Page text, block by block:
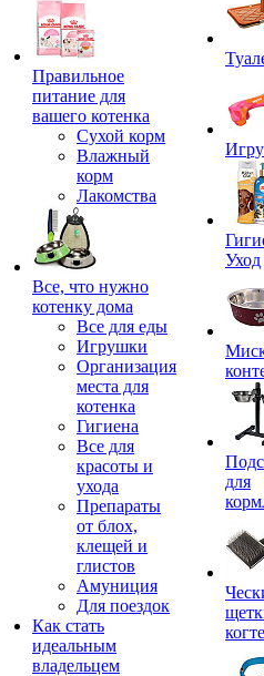
Правильное
питание для
вашего котенка
Сухой корм
Влажный
корм
Лакомства
Все, что нужно
котенку дома
Все для еды
Игрушки
Организация
места для
котенка
Гигиена
Все для
красоты и
ухода
Препараты
от блох,
клещей и
глистов
Амуниция
Для поездок
Как стать
идеальным
владельцем
Уход
для